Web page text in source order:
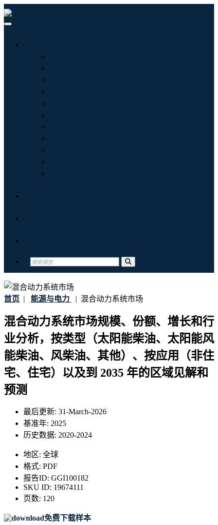
首页 | 能源与电力 | 混合动力系统市场
混合动力系统市场规模、份额、增长和行
业分析，按类型（太阳能柴油、太阳能风
能柴油、风柴油、其他）、按应用（非住
宅、住宅）以及到 2035 年的区域见解和
预测
最后更新: 31-March-2026
基准年: 2025
历史数据: 2020-2024
地区: 全球
格式: PDF
报告ID: GGI100182
SKU ID: 19674111
页数: 120
免费下载样本